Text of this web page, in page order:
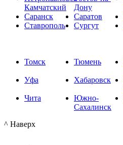
Камчатский
Дону
Саранск
Саратов
Ставрополь
Сургут
Томск
Тюмень
Уфа
Хабаровск
Чита
Южно-
Сахалинск
^ Наверх